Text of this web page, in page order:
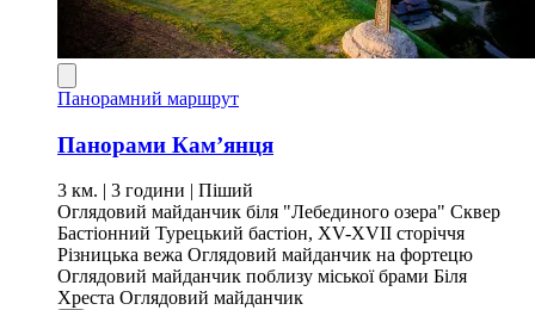
Панорамний маршрут
Панорами Кам’янця
3 км. | 3 години | Піший
Оглядовий майданчик біля "Лебединого озера" Сквер
Бастіонний Турецький бастіон, XV-XVII сторіччя
Різницька вежа Оглядовий майданчик на фортецю
Оглядовий майданчик поблизу міської брами Біля
Хреста Оглядовий майданчик